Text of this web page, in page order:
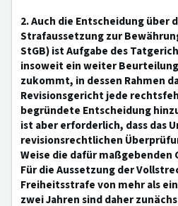
2. Auch die Entscheidung über
Strafaussetzung zur
StGB) ist Aufgabe des
insoweit ein weiter
zukommt, in dessen Rahmen
Revisionsgericht jede
begründete Entscheidung
ist aber erforderlich, dass das
revisionsrechtlichen
Weise die dafür
Für die Aussetzung der
Freiheitsstrafe von mehr als
zwei Jahren sind daher